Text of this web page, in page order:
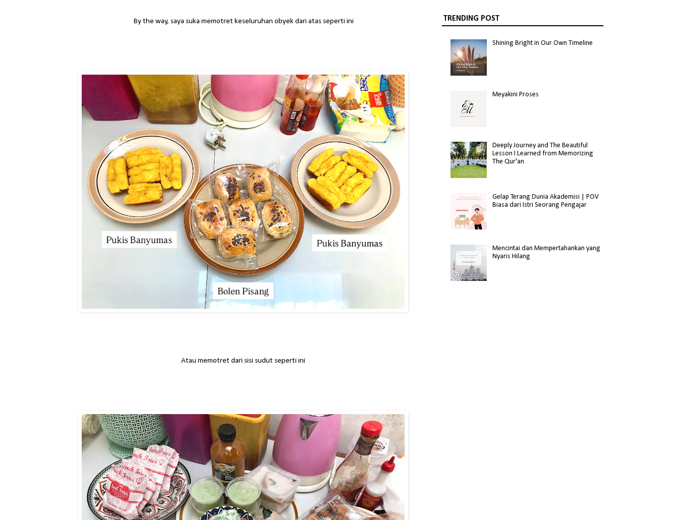
By the way, saya suka memotret keseluruhan obyek dari atas seperti ini
Atau memotret dari sisi sudut seperti ini
TRENDING POST
Shining Bright in Our Own Timeline
Meyakini Proses
Deeply Journey and The Beautiful
Lesson I Learned from Memorizing
The Qur'an
Gelap Terang Dunia Akademisi | POV
Biasa dari Istri Seorang Pengajar
Mencintai dan Mempertahankan yang
Nyaris Hilang